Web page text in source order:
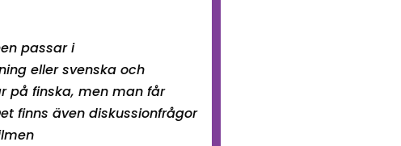
passar i
eller svenska och
på finska, men man får
finns även diskussionfrågor